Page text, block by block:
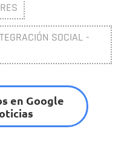
SOCIAL -
en Google